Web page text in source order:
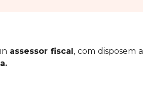
assessor fiscal , com disposem